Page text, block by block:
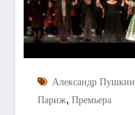
Александр Пушкин
Париж, Премьера